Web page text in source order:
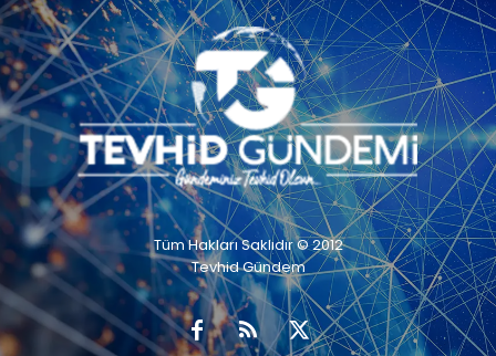
Tüm Hakları Saklıdır © 2012
Tevhid Gündem